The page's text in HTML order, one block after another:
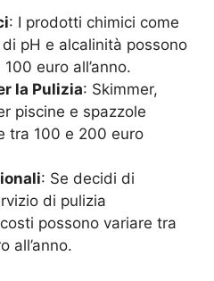
: I prodotti chimici come
pH e alcalinità possono
euro all’anno.
la Pulizia: Skimmer,
piscine e spazzole
tra 100 e 200 euro
: Se decidi di
di pulizia
possono variare tra
all’anno.